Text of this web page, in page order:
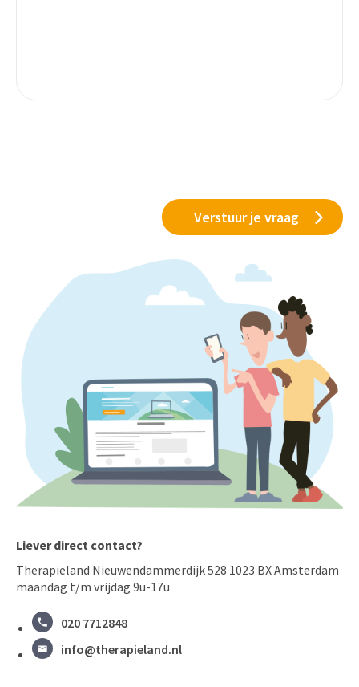
Liever direct contact?
Therapieland Nieuwendammerdijk 528 1023 BX Amsterdam
maandag t/m vrijdag 9u-17u
020 7712848
info@therapieland.nl